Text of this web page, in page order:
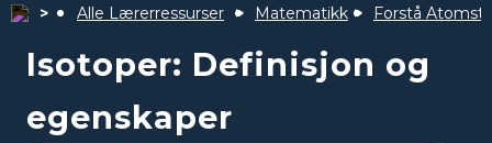
Alle Lærerressurser Matematikk Forstå
Isotoper: Definisjon og
egenskaper